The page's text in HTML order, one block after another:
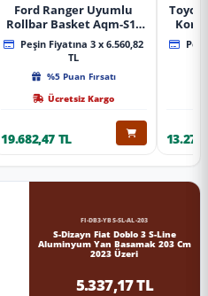
Ford Ranger Uyumlu
Rollbar Basket Aqm-S10
2015+ Uyumlu
Peşin Fiyatına 3 x 6.560,82
TL
%5 Puan Fırsatı
Ücretsiz Kargo
19.682,47 TL
FI-DB3-YBS-SL-AL-203
S-Dizayn Fiat Doblo 3 S-Line
Aluminyum Yan Basamak 203 Cm
2023 Üzeri
5.337,17 TL